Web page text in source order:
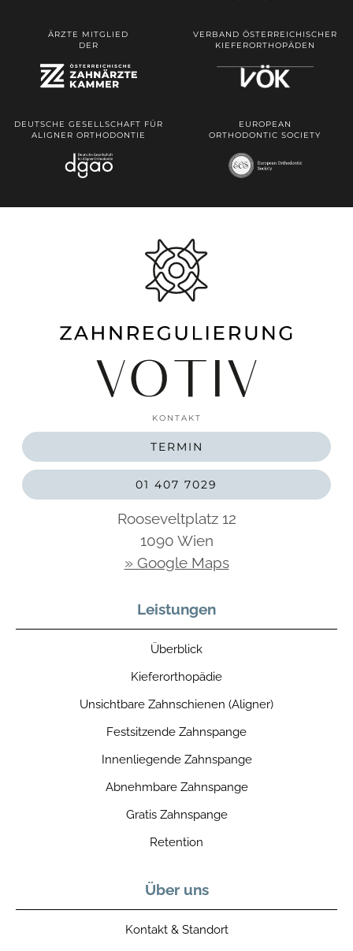
ÄRZTE MITGLIED
DER
VERBAND ÖSTERREICHISCHER
KIEFERORTHOPÄDEN
DEUTSCHE GESELLSCHAFT FÜR
ALIGNER ORTHODONTIE
EUROPEAN
ORTHODONTIC SOCIETY
KONTAKT
TERMIN
01 407 7029
Rooseveltplatz 12
1090 Wien
» Google Maps
Leistungen
Überblick
Kieferorthopädie
Unsichtbare Zahnschienen (Aligner)
Festsitzende Zahnspange
Innenliegende Zahnspange
Abnehmbare Zahnspange
Gratis Zahnspange
Retention
Über uns
Kontakt & Standort